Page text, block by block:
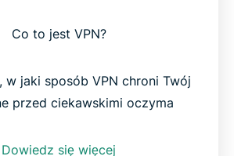
Co to jest VPN?
w jaki sposób VPN chroni Twój
przed ciekawskimi oczyma
Dowiedz się więcej